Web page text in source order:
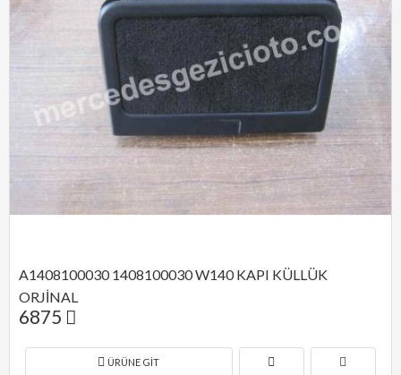
A1408100030 1408100030 W140 KAPI KÜLLÜK
ORJİNAL
6875
ÜRÜNE GIT